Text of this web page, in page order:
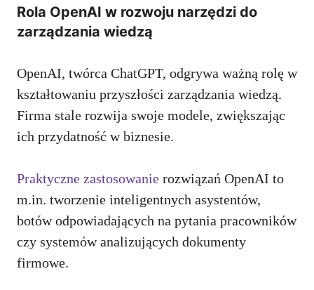
Rola OpenAI w rozwoju narzędzi do
zarządzania wiedzą
OpenAI, twórca ChatGPT, odgrywa ważną rolę w
kształtowaniu przyszłości zarządzania wiedzą.
Firma stale rozwija swoje modele, zwiększając
ich przydatność w biznesie.
Praktyczne zastosowanie rozwiązań OpenAI to
m.in. tworzenie inteligentnych asystentów,
botów odpowiadających na pytania pracowników
czy systemów analizujących dokumenty
firmowe.